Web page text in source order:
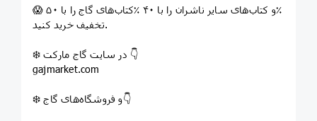
😱 کتاب‌های گاج را با ۵۰‎٪ و کتاب‌های سایر ناشران را با ۴۰‎٪
تخفیف خرید کنید.
❄️ در سایت گاج مارکت 👇
gajmarket.com
❄️ و فروشگاه‌های گاج👇